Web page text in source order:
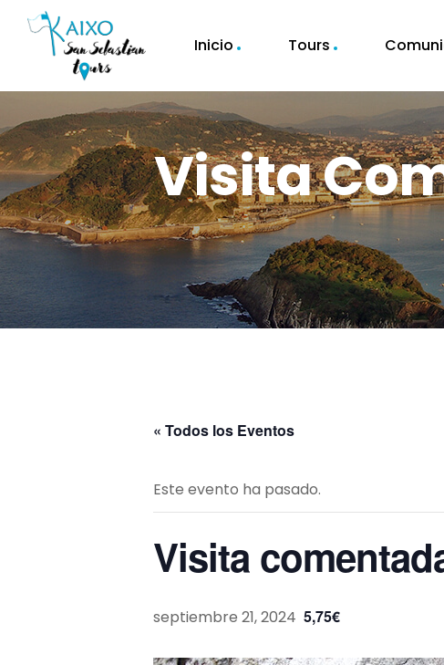
Inicio Tours
Visita
« Todos los Eventos
Este evento ha pasado.
Visita
septiembre 21, 2024 5,75€